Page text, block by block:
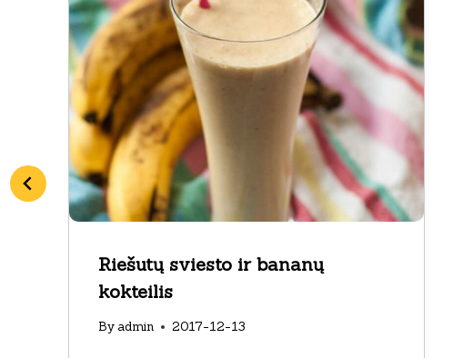
Riešutų sviesto ir bananų
kokteilis
By admin 2017-12-13